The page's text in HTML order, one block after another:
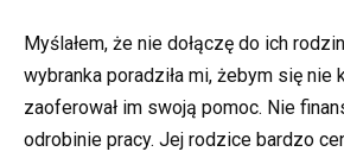
Myślałem, że nie dołączę do ich
wybranka poradziła mi, żebym się nie
zaoferował im swoją pomoc. Nie
odrobinie pracy. Jej rodzice bardzo